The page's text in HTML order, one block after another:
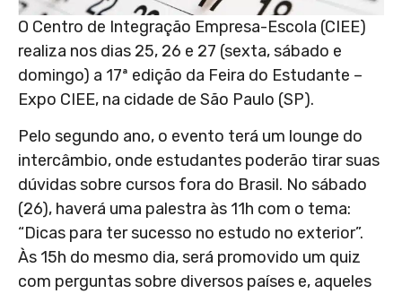
O Centro de Integração Empresa-Escola (CIEE)
realiza nos dias 25, 26 e 27 (sexta, sábado e
domingo) a 17ª edição da Feira do Estudante –
Expo CIEE, na cidade de São Paulo (SP).
Pelo segundo ano, o evento terá um lounge do
intercâmbio, onde estudantes poderão tirar suas
dúvidas sobre cursos fora do Brasil. No sábado
(26), haverá uma palestra às 11h com o tema:
“Dicas para ter sucesso no estudo no exterior”.
Às 15h do mesmo dia, será promovido um quiz
com perguntas sobre diversos países e, aqueles